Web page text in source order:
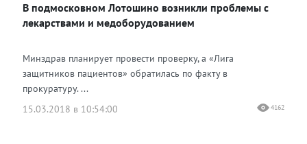
В подмосковном Лотошино возникли проблемы с
лекарствами и медоборудованием
Минздрав планирует провести проверку, а «Лига
защитников пациентов» обратилась по факту в
прокуратуру. ...
15.03.2018 в 10:54:00
4162